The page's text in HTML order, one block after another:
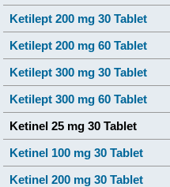
Ketilept 200 mg 30 Tablet
Ketilept 200 mg 60 Tablet
Ketilept 300 mg 30 Tablet
Ketilept 300 mg 60 Tablet
Ketinel 25 mg 30 Tablet
Ketinel 100 mg 30 Tablet
Ketinel 200 mg 30 Tablet